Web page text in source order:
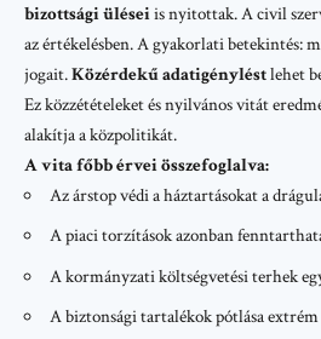
bizottsági üléseiis nyitottak. A civil
az értékelésben. A gyakorlati betekintés:
jogait.Közérdekű adatigényléstlehet
Ez közzétételeket és nyilvános vitát
alakítja a közpolitikát.
A vita főbb érvei összefoglalva:
Az árstop védi a háztartásokat a
A piaci torzítások azonban
A kormányzati költségvetési terhek
A biztonsági tartalékok pótlása extrém